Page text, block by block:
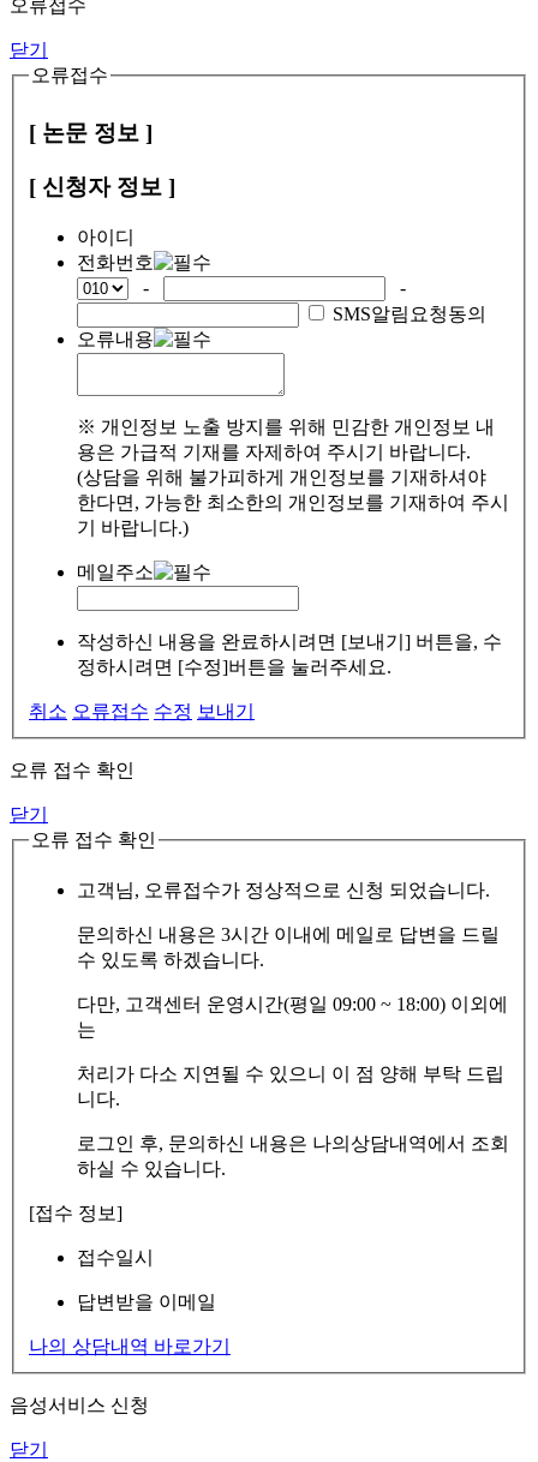
오류접수
닫기
오류접수
[ 논문 정보 ]
[ 신청자 정보 ]
아이디
전화번호
-
-
SMS알림요청동의
오류내용
※ 개인정보 노출 방지를 위해 민감한 개인정보 내
용은 가급적 기재를 자제하여 주시기 바랍니다.
(상담을 위해 불가피하게 개인정보를 기재하셔야
한다면, 가능한 최소한의 개인정보를 기재하여 주시
기 바랍니다.)
메일주소
작성하신 내용을 완료하시려면 [보내기] 버튼을, 수
정하시려면 [수정]버튼을 눌러주세요.
취소 오류접수 수정 보내기
오류 접수 확인
닫기
오류 접수 확인
고객님, 오류접수가 정상적으로 신청 되었습니다.
문의하신 내용은 3시간 이내에 메일로 답변을 드릴
수 있도록 하겠습니다.
다만, 고객센터 운영시간(평일 09:00 ~ 18:00) 이외에
는
처리가 다소 지연될 수 있으니 이 점 양해 부탁 드립
니다.
로그인 후, 문의하신 내용은 나의상담내역에서 조회
하실 수 있습니다.
[접수 정보]
접수일시
답변받을 이메일
나의 상담내역 바로가기
음성서비스 신청
닫기